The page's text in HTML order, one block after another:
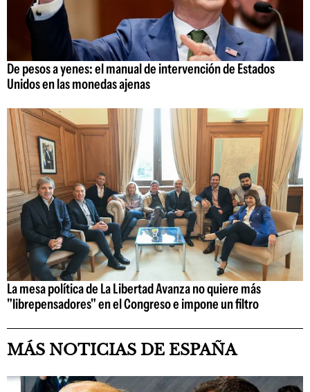
De pesos a yenes: el manual de intervención de Estados
Unidos en las monedas ajenas
La mesa política de La Libertad Avanza no quiere más
"librepensadores" en el Congreso e impone un filtro
MÁS NOTICIAS DE ESPAÑA